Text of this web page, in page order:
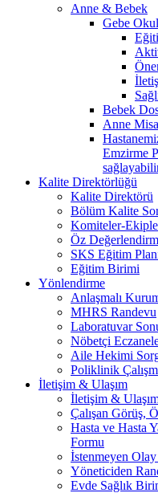
Anne & Bebek
Gebe
Bebek
Anne
Emzirme
Kalite Direktörlüğü
Kalite Direktörü
Bölüm Kalite
Komiteler-
Öz
SKS Eğitim
Eğitim Birimi
Yönlendirme
Anlaşmalı
MHRS Randevu
Laboratuvar
Nöbetçi
Aile Hekimi
Poliklinik
İletişim & Ulaşım
İletişim &
Çalışan Görüş,
Hasta ve Hasta
Formu
İstenmeyen
Yöneticiden
Evde Sağlık